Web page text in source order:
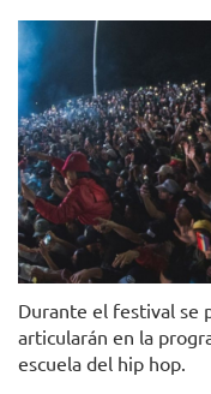
Durante el festival se
articularán en la
escuela del hip hop.